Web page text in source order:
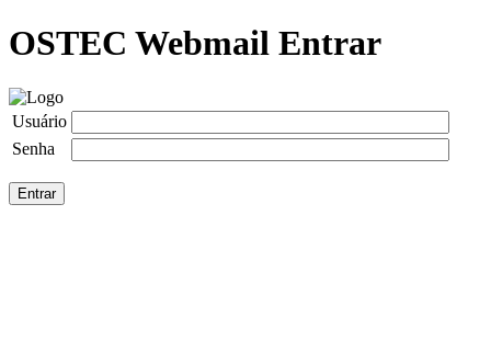
OSTEC Webmail Entrar
Usuário
Senha
Entrar